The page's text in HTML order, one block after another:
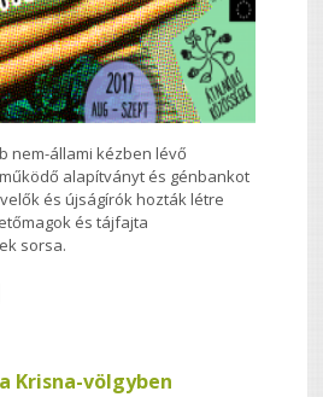
nem-állami kézben lévő
alapítványt és génbankot
és újságírók hozták létre
és tájfajta
sorsa.
Krisna-völgyben